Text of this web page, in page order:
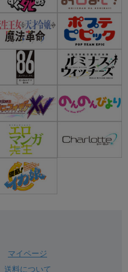
マイページ
送料について